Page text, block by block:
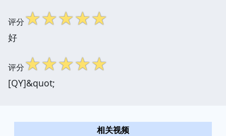
评分☆☆☆☆☆
好
评分☆☆☆☆☆
[QY]&quot;
相关视频